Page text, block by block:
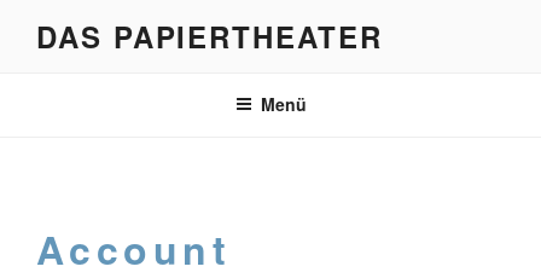
DAS PAPIERTHEATER
Menü
Account